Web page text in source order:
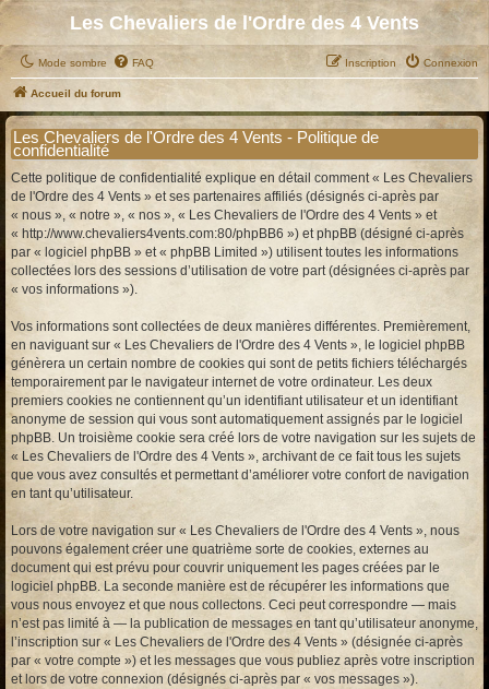
Les Chevaliers de l'Ordre des 4 Vents
Mode sombre FAQ Connexion
Inscription
Accueil du forum
Les Chevaliers de l'Ordre des 4 Vents - Politique de
confidentialité
Cette politique de confidentialité explique en détail comment « Les Chevaliers
de l'Ordre des 4 Vents » et ses partenaires affiliés (désignés ci-après par
« nous », « notre », « nos », « Les Chevaliers de l'Ordre des 4 Vents » et
« http://www.chevaliers4vents.com:80/phpBB6 ») et phpBB (désigné ci-après
par « logiciel phpBB » et « phpBB Limited ») utilisent toutes les informations
collectées lors des sessions d’utilisation de votre part (désignées ci-après par
« vos informations »).
Vos informations sont collectées de deux manières différentes. Premièrement,
en naviguant sur « Les Chevaliers de l'Ordre des 4 Vents », le logiciel phpBB
génèrera un certain nombre de cookies qui sont de petits fichiers téléchargés
temporairement par le navigateur internet de votre ordinateur. Les deux
premiers cookies ne contiennent qu’un identifiant utilisateur et un identifiant
anonyme de session qui vous sont automatiquement assignés par le logiciel
phpBB. Un troisième cookie sera créé lors de votre navigation sur les sujets de
« Les Chevaliers de l'Ordre des 4 Vents », archivant de ce fait tous les sujets
que vous avez consultés et permettant d’améliorer votre confort de navigation
en tant qu’utilisateur.
Lors de votre navigation sur « Les Chevaliers de l'Ordre des 4 Vents », nous
pouvons également créer une quatrième sorte de cookies, externes au
document qui est prévu pour couvrir uniquement les pages créées par le
logiciel phpBB. La seconde manière est de récupérer les informations que
vous nous envoyez et que nous collectons. Ceci peut correspondre — mais
n’est pas limité à — la publication de messages en tant qu’utilisateur anonyme,
l’inscription sur « Les Chevaliers de l'Ordre des 4 Vents » (désignée ci-après
par « votre compte ») et les messages que vous publiez après votre inscription
et lors de votre connexion (désignés ci-après par « vos messages »).